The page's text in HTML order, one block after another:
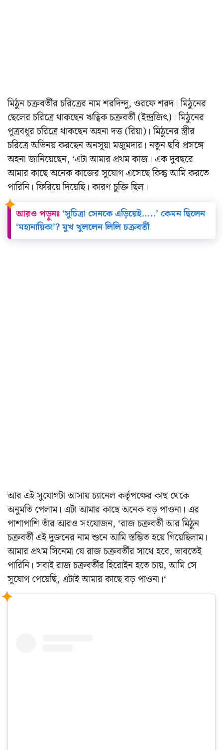
মিঠুন চক্রবর্তীর চরিত্রের নাম শরদিন্দু, ওরফে শরদ। মিঠুনের
ছেলের চরিত্রে থাকছেন ঋত্বিক চক্রবর্তী (ইন্দ্রজিৎ)। মিঠুনের
পুত্রবধূর চরিত্রে থাকছেন অহনা দত্ত (রিয়া)। মিঠুনের স্ত্রীর
চরিত্রে অভিনয় করছেন অনসূয়া মজুমদার। নতুন ছবি প্রসঙ্গে
অহনা জানিয়েছেন, ‘এটা আমার প্রথম কাজ। এক দুবছরে
আমার কাছে অনেক কাজের সুযোগ এসেছে কিন্তু আমি করতে
পারিনি। ফিরিয়ে দিয়েছি। কারণ চুক্তি ছিল।
আরও পড়ুনঃ ‘সুচিত্রা সেনকে এড়িয়েই…..’ কেমন ছিলেন
‘মহানায়িকা’? মুখ খুললেন লিলি চক্রবর্তী
আর এই সুযোগটা আসায় চ্যানেল কর্তৃপক্ষের কাছ থেকে
অনুমতি পেলাম। এটা আমার কাছে অনেক বড় পাওনা। এর
পাশাপাশি তাঁর আরও সংযোজন, ‘রাজ চক্রবর্তী আর মিঠুন
চক্রবর্তী এই দুজনের নাম শুনে আমি স্তম্ভিত হয়ে গিয়েছিলাম।
আমার প্রথম সিনেমা যে রাজ চক্রবর্তীর সাথে হবে, ভাবতেই
পারিনি। সবাই রাজ চক্রবর্তীর হিরোইন হতে চায়, আমি সে
সুযোগ পেয়েছি, এটাই আমার কাছে বড় পাওনা।‘